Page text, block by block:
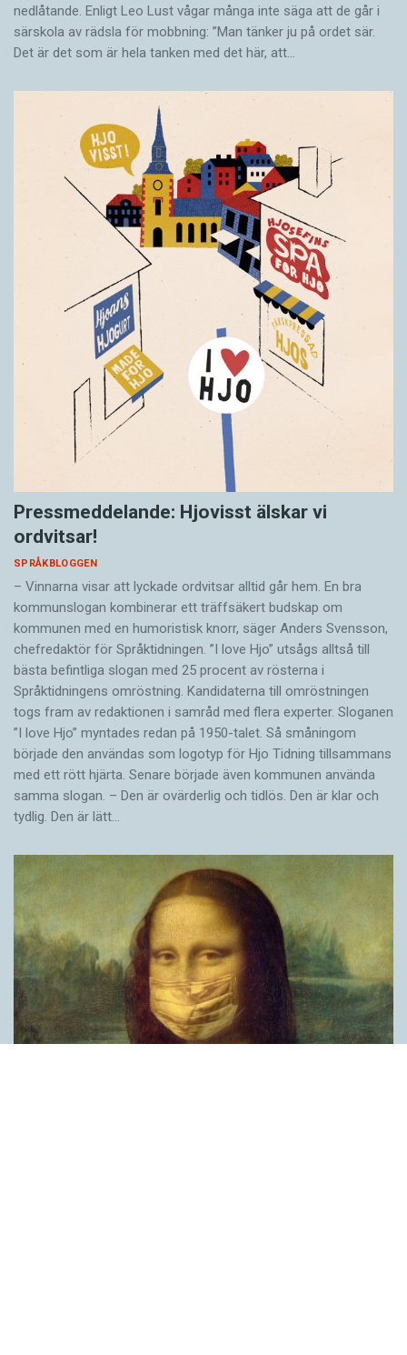
nedlåtande. Enligt Leo Lust vågar många inte säga att de går i
särskola av rädsla för mobbning: ”Man tänker ju på ordet sär.
Det är det som är hela tanken med det här, att…
Pressmeddelande: Hjovisst älskar vi
ordvitsar!
SPRÅKBLOGGEN
– Vinnarna visar att lyckade ordvitsar alltid går hem. En bra
kommunslogan kombinerar ett träffsäkert budskap om
kommunen med en humoristisk knorr, säger Anders Svensson,
chefredaktör för Språktidningen. ”I love Hjo” utsågs alltså till
bästa befintliga slogan med 25 procent av rösterna i
Språktidningens omröstning. Kandidaterna till omröstningen
togs fram av redaktionen i samråd med flera experter. Sloganen
”I love Hjo” myntades redan på 1950-talet. Så småningom
började den användas som logotyp för Hjo Tidning tillsammans
med ett rött hjärta. Senare började även kommunen använda
samma slogan. – Den är ovärderlig och tidlös. Den är klar och
tydlig. Den är lätt…